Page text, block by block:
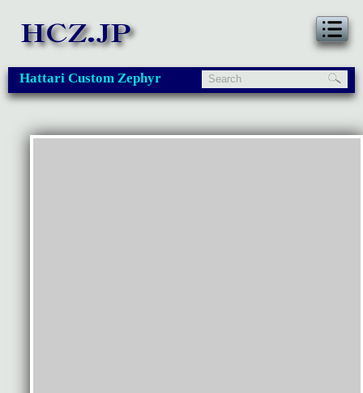
Hattari Custom Zephyr